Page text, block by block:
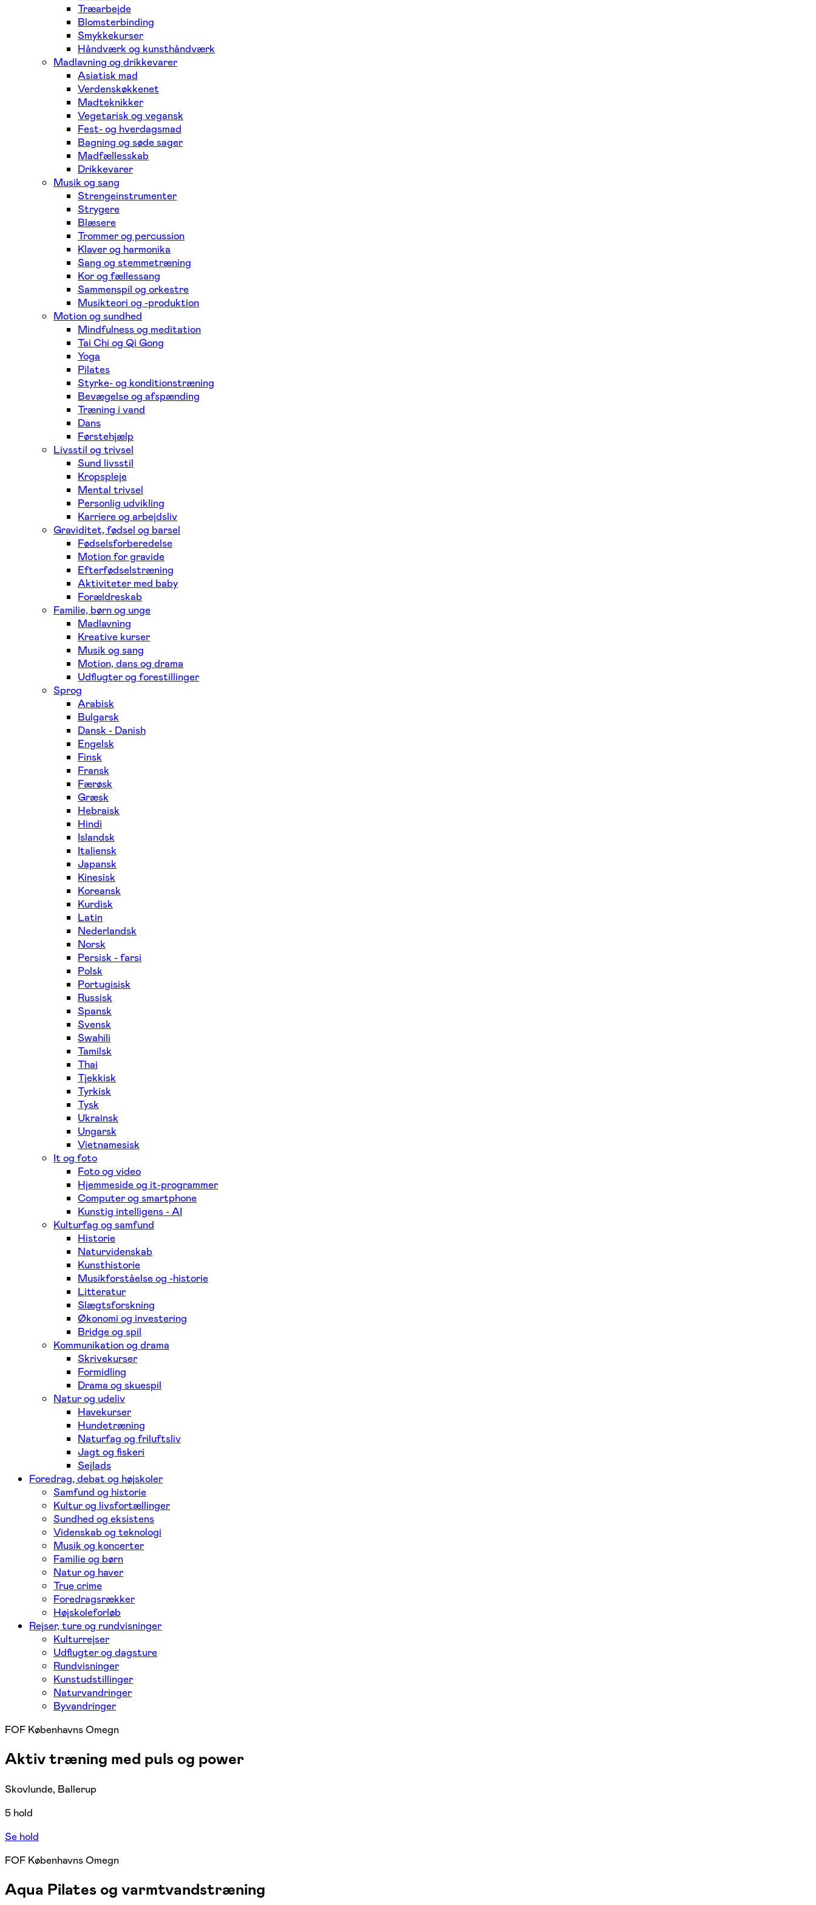
Træarbejde
Blomsterbinding
Smykkekurser
Håndværk og kunsthåndværk
Madlavning og drikkevarer
Asiatisk mad
Verdenskøkkenet
Madteknikker
Vegetarisk og vegansk
Fest- og hverdagsmad
Bagning og søde sager
Madfællesskab
Drikkevarer
Musik og sang
Strengeinstrumenter
Strygere
Blæsere
Trommer og percussion
Klaver og harmonika
Sang og stemmetræning
Kor og fællessang
Sammenspil og orkestre
Musikteori og -produktion
Motion og sundhed
Mindfulness og meditation
Tai Chi og Qi Gong
Yoga
Pilates
Styrke- og konditionstræning
Bevægelse og afspænding
Træning i vand
Dans
Førstehjælp
Livsstil og trivsel
Sund livsstil
Kropspleje
Mental trivsel
Personlig udvikling
Karriere og arbejdsliv
Graviditet, fødsel og barsel
Fødselsforberedelse
Motion for gravide
Efterfødselstræning
Aktiviteter med baby
Forældreskab
Familie, børn og unge
Madlavning
Kreative kurser
Musik og sang
Motion, dans og drama
Udflugter og forestillinger
Sprog
Arabisk
Bulgarsk
Dansk - Danish
Engelsk
Finsk
Fransk
Færøsk
Græsk
Hebraisk
Hindi
Islandsk
Italiensk
Japansk
Kinesisk
Koreansk
Kurdisk
Latin
Nederlandsk
Norsk
Persisk - farsi
Polsk
Portugisisk
Russisk
Spansk
Svensk
Swahili
Tamilsk
Thai
Tjekkisk
Tyrkisk
Tysk
Ukrainsk
Ungarsk
Vietnamesisk
It og foto
Foto og video
Hjemmeside og it-programmer
Computer og smartphone
Kunstig intelligens - AI
Kulturfag og samfund
Historie
Naturvidenskab
Kunsthistorie
Musikforståelse og -historie
Litteratur
Slægtsforskning
Økonomi og investering
Bridge og spil
Kommunikation og drama
Skrivekurser
Formidling
Drama og skuespil
Natur og udeliv
Havekurser
Hundetræning
Naturfag og friluftsliv
Jagt og fiskeri
Sejlads
Foredrag, debat og højskoler
Samfund og historie
Kultur og livsfortællinger
Sundhed og eksistens
Videnskab og teknologi
Musik og koncerter
Familie og børn
Natur og haver
True crime
Foredragsrækker
Højskoleforløb
Rejser, ture og rundvisninger
Kulturrejser
Udflugter og dagsture
Rundvisninger
Kunstudstillinger
Naturvandringer
Byvandringer
FOF Københavns Omegn
Aktiv træning med puls og power
Skovlunde, Ballerup
5 hold
Se hold
FOF Københavns Omegn
Aqua Pilates og varmtvandstræning